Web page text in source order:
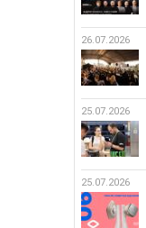
26.07.2026
25.07.2026
25.07.2026